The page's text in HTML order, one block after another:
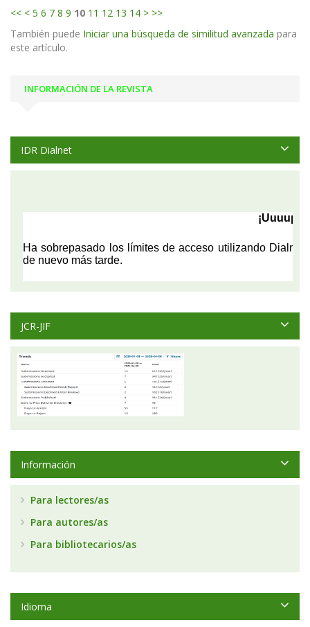
<< < 5 6 7 8 9 10 11 12 13 14 > >>
También puede Iniciar una búsqueda de similitud avanzada para
este artículo.
INFORMACIÓN DE LA REVISTA
IDR Dialnet
JCR-JIF
Información
Para lectores/as
Para autores/as
Para bibliotecarios/as
Idioma